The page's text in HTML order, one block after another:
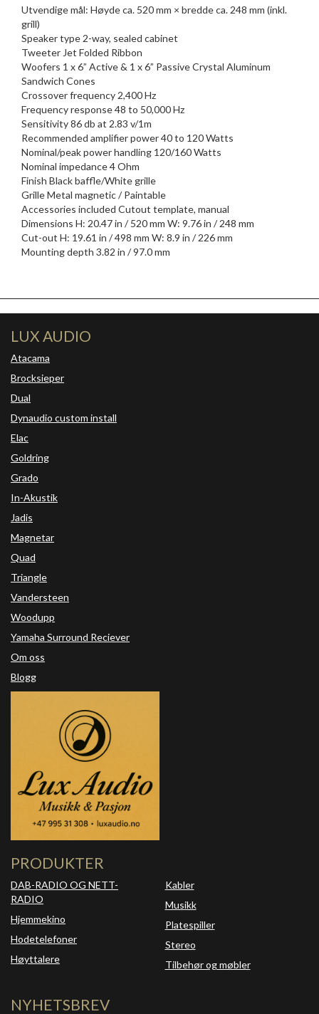
Utvendige mål: Høyde ca. 520 mm × bredde ca. 248 mm (inkl.
grill)
Speaker type 2-way, sealed cabinet
Tweeter Jet Folded Ribbon
Woofers 1 x 6” Active & 1 x 6” Passive Crystal Aluminum
Sandwich Cones
Crossover frequency 2,400 Hz
Frequency response 48 to 50,000 Hz
Sensitivity 86 db at 2.83 v/1m
Recommended amplifier power 40 to 120 Watts
Nominal/peak power handling 120/160 Watts
Nominal impedance 4 Ohm
Finish Black baffle/White grille
Grille Metal magnetic / Paintable
Accessories included Cutout template, manual
Dimensions H: 20.47 in / 520 mm W: 9.76 in / 248 mm
Cut-out H: 19.61 in / 498 mm W: 8.9 in / 226 mm
Mounting depth 3.82 in / 97.0 mm
LUX AUDIO
Atacama
Brocksieper
Dual
Dynaudio custom install
Elac
Goldring
Grado
In-Akustik
Jadis
Magnetar
Quad
Triangle
Vandersteen
Woodupp
Yamaha Surround Reciever
Om oss
Blogg
PRODUKTER
DAB-RADIO OG NETT-
RADIO
Hjemmekino
Hodetelefoner
Høyttalere
Kabler
Musikk
Platespiller
Stereo
Tilbehør og møbler
NYHETSBREV